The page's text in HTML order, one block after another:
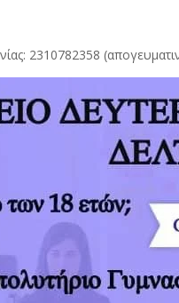
2310782358